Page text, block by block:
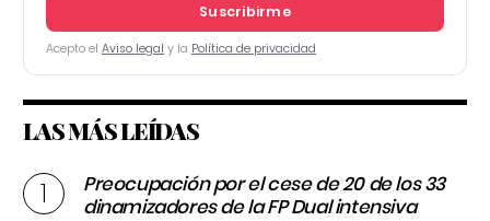
Suscribirme
Acepto el Aviso legal y la Política de privacidad
LAS MÁS LEÍDAS
Preocupación por el cese de 20 de los 33
dinamizadores de la FP Dual intensiva